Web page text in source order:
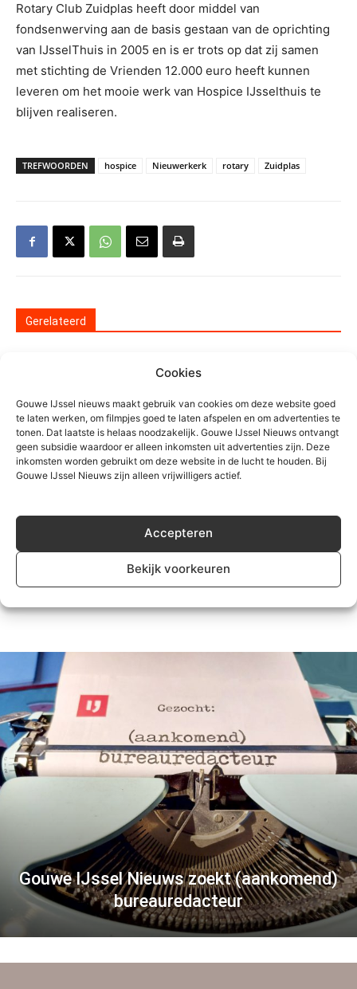
Cookies
Gouwe IJssel nieuws maakt gebruik van cookies om deze website goed
te laten werken, om filmpjes goed te laten afspelen en om advertenties te
tonen. Dat laatste is helaas noodzakelijk. Gouwe IJssel Nieuws ontvangt
geen subsidie waardoor er alleen inkomsten uit advertenties zijn. Deze
inkomsten worden gebruikt om deze website in de lucht te houden. Bij
Gouwe IJssel Nieuws zijn alleen vrijwilligers actief.
Accepteren
Bekijk voorkeuren
Rotary Club Zuidplas heeft door middel van
fondsenwerving aan de basis gestaan van de oprichting
van IJsselThuis in 2005 en is er trots op dat zij samen
met stichting de Vrienden 12.000 euro heeft kunnen
leveren om het mooie werk van Hospice IJsselthuis te
blijven realiseren.
TREFWOORDEN hospice Nieuwerkerk rotary Zuidplas
Gerelateerd
Algemeen
nepzorgmedewerkers in
Moerkapelle
Grote zoektocht op
Zevenhuizerplas, vermist persoon
veilig gevonden
Motorrijder gewond na eenzijdig
Nieuwerkerk
Gouwe IJssel Nieuws zoekt (aankomend)
bureauredacteur